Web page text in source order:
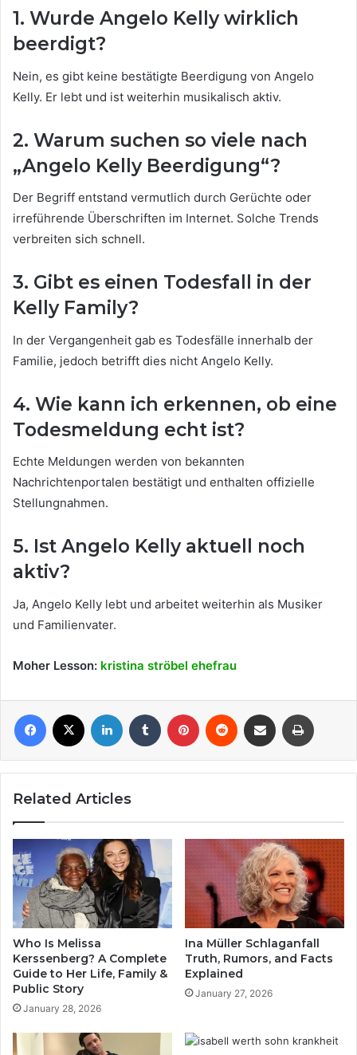
1. Wurde Angelo Kelly wirklich
beerdigt?
Nein, es gibt keine bestätigte Beerdigung von Angelo
Kelly. Er lebt und ist weiterhin musikalisch aktiv.
2. Warum suchen so viele nach
„Angelo Kelly Beerdigung“?
Der Begriff entstand vermutlich durch Gerüchte oder
irreführende Überschriften im Internet. Solche Trends
verbreiten sich schnell.
3. Gibt es einen Todesfall in der
Kelly Family?
In der Vergangenheit gab es Todesfälle innerhalb der
Familie, jedoch betrifft dies nicht Angelo Kelly.
4. Wie kann ich erkennen, ob eine
Todesmeldung echt ist?
Echte Meldungen werden von bekannten
Nachrichtenportalen bestätigt und enthalten offizielle
Stellungnahmen.
5. Ist Angelo Kelly aktuell noch
aktiv?
Ja, Angelo Kelly lebt und arbeitet weiterhin als Musiker
und Familienvater.
Moher Lesson: kristina ströbel ehefrau
Facebook LinkedIn Tumblr Pinterest Reddit Share via Email
Related Articles
Who Is Melissa
Kerssenberg? A Complete
Guide to Her Life, Family &
Public Story
January 28, 2026
Ina Müller Schlaganfall
Truth, Rumors, and Facts
Explained
January 27, 2026